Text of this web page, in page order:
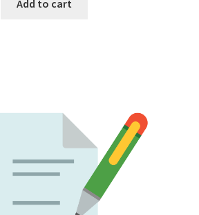
Add to cart